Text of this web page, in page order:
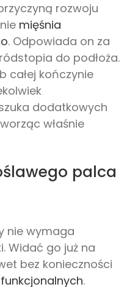
rozwoju
mięśnia
. Odpowiada on za
do podłoża.
całej kończynie
dodatkowych
właśnie
palca
nie wymaga
Widać go już na
bez konieczności
.